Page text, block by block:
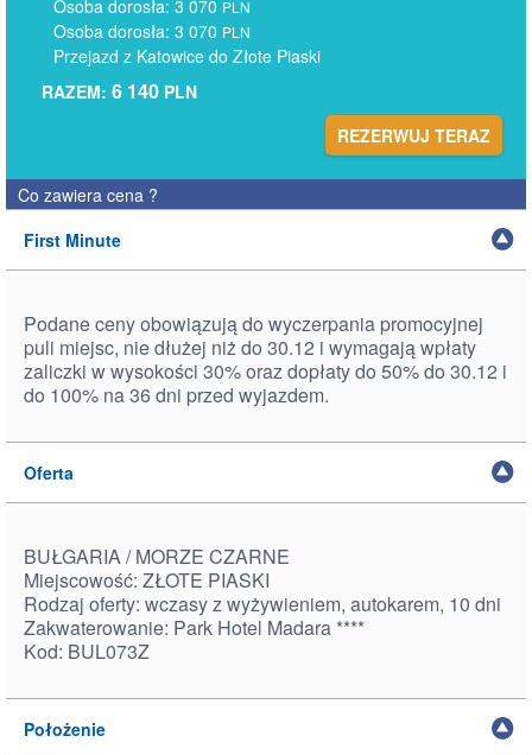
Osoba dorosła: 3 070 PLN
Osoba dorosła: 3 070 PLN
Przejazd z Katowice do Złote Piaski
RAZEM: 6 140 PLN
REZERWUJ TERAZ
Co zawiera cena ?
First Minute
Podane ceny obowiązują do wyczerpania promocyjnej
puli miejsc, nie dłużej niż do 30.12 i wymagają wpłaty
zaliczki w wysokości 30% oraz dopłaty do 50% do 30.12 i
do 100% na 36 dni przed wyjazdem.
Oferta
BUŁGARIA / MORZE CZARNE
Miejscowość: ZŁOTE PIASKI
Rodzaj oferty: wczasy z wyżywieniem, autokarem, 10 dni
Zakwaterowanie: Park Hotel Madara ****
Kod: BUL073Z
Położenie